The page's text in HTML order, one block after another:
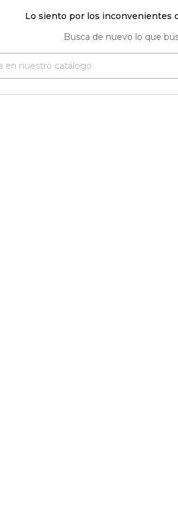
Lo siento por los inconvenientes
Busca de nuevo lo que